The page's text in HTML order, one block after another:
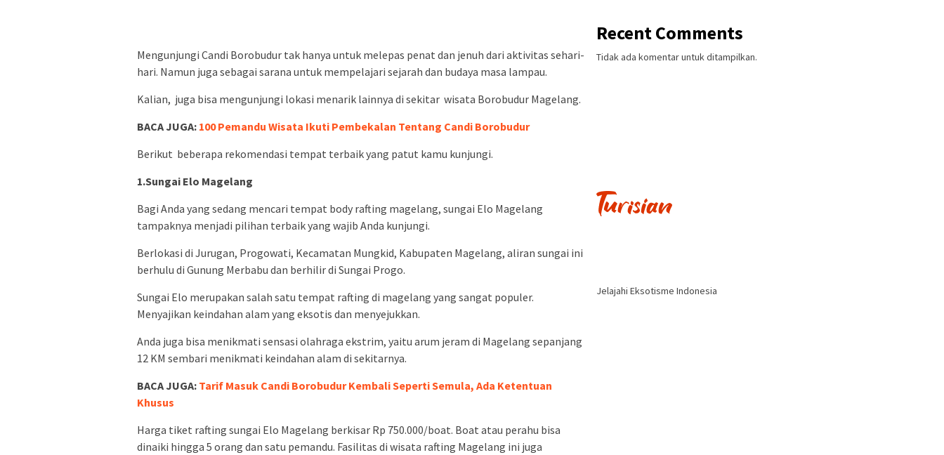
Mengunjungi Candi Borobudur tak hanya untuk melepas penat dan jenuh dari aktivitas sehari-
hari. Namun juga sebagai sarana untuk mempelajari sejarah dan budaya masa lampau.
Kalian, juga bisa mengunjungi lokasi menarik lainnya di sekitar wisata Borobudur Magelang.
BACA JUGA: 100 Pemandu Wisata Ikuti Pembekalan Tentang Candi Borobudur
Berikut beberapa rekomendasi tempat terbaik yang patut kamu kunjungi.
1.Sungai Elo Magelang
Bagi Anda yang sedang mencari tempat body rafting magelang, sungai Elo Magelang
tampaknya menjadi pilihan terbaik yang wajib Anda kunjungi.
Berlokasi di Jurugan, Progowati, Kecamatan Mungkid, Kabupaten Magelang, aliran sungai ini
berhulu di Gunung Merbabu dan berhilir di Sungai Progo.
Sungai Elo merupakan salah satu tempat rafting di magelang yang sangat populer.
Menyajikan keindahan alam yang eksotis dan menyejukkan.
Anda juga bisa menikmati sensasi olahraga ekstrim, yaitu arum jeram di Magelang sepanjang
12 KM sembari menikmati keindahan alam di sekitarnya.
BACA JUGA: Tarif Masuk Candi Borobudur Kembali Seperti Semula, Ada Ketentuan
Khusus
Harga tiket rafting sungai Elo Magelang berkisar Rp 750.000/boat. Boat atau perahu bisa
dinaiki hingga 5 orang dan satu pemandu. Fasilitas di wisata rafting Magelang ini juga
Recent Comments
Tidak ada komentar untuk ditampilkan.
Jelajahi Eksotisme Indonesia